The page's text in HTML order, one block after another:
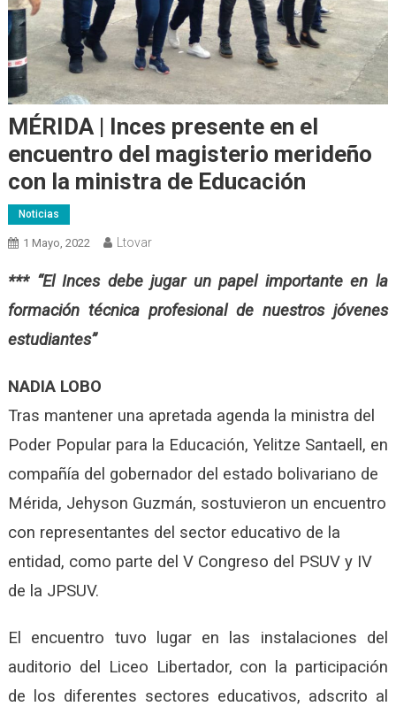
MÉRIDA | Inces presente en el
encuentro del magisterio merideño
con la ministra de Educación
Noticias
1 Mayo, 2022 Ltovar
*** “El Inces debe jugar un papel importante en la
formación técnica profesional de nuestros jóvenes
estudiantes”
NADIA LOBO
Tras mantener una apretada agenda la ministra del
Poder Popular para la Educación, Yelitze Santaell, en
compañía del gobernador del estado bolivariano de
Mérida, Jehyson Guzmán, sostuvieron un encuentro
con representantes del sector educativo de la
entidad, como parte del V Congreso del PSUV y IV
de la JPSUV.
El encuentro tuvo lugar en las instalaciones del
auditorio del Liceo Libertador, con la participación
de los diferentes sectores educativos, adscrito al